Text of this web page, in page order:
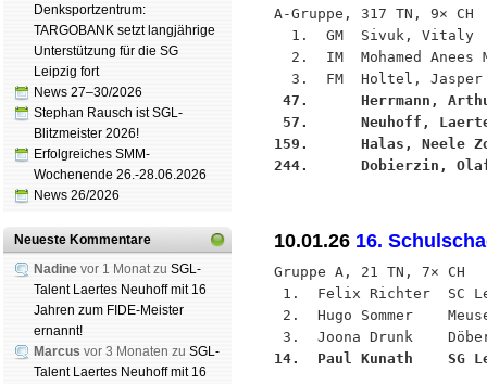
Denksportzentrum:
TARGOBANK setzt langjährige
Unterstützung für die SG
Leipzig fort
News 27–30/2026
Stephan Rausch ist SGL-
Blitzmeister 2026!
Erfolgreiches SMM-
Wochenende 26.-28.06.2026
News 26/2026
Neueste Kommentare
Nadine vor 1 Monat zu SGL-
Talent Laertes Neuhoff mit 16
Jahren zum FIDE-Meister
ernannt!
Marcus vor 3 Monaten zu SGL-
Talent Laertes Neuhoff mit 16
A-Gruppe, 317 TN, 9× CH
1.  GM  Sivuk, Vitaly
2.  IM  Mohamed Anees
47.      Herrmann,
57.      Neuhoff,
159.      Halas, Neele
244.      Dobierzin,
10.01.26 16.
Gruppe A, 21 TN, 7× CH
1.  Felix Richter  SC
2.  Hugo Sommer
14.  Paul Kunath